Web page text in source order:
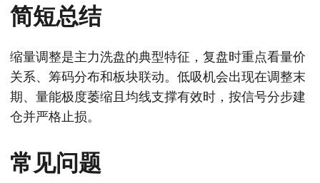
简短总结
缩量调整是主力洗盘的典型特征，复盘时重点看量价
关系、筹码分布和板块联动。低吸机会出现在调整末
期、量能极度萎缩且均线支撑有效时，按信号分步建
仓并严格止损。
常见问题